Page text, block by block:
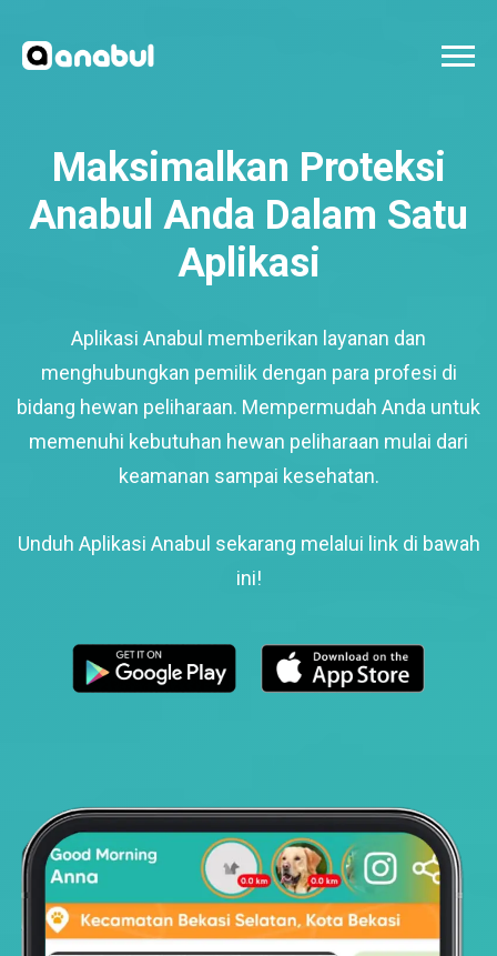
Maksimalkan Proteksi
Anabul Anda Dalam Satu
Aplikasi
Aplikasi Anabul memberikan layanan dan
menghubungkan pemilik dengan para profesi di
bidang hewan peliharaan. Mempermudah Anda untuk
memenuhi kebutuhan hewan peliharaan mulai dari
keamanan sampai kesehatan.
Unduh Aplikasi Anabul sekarang melalui link di bawah
ini!